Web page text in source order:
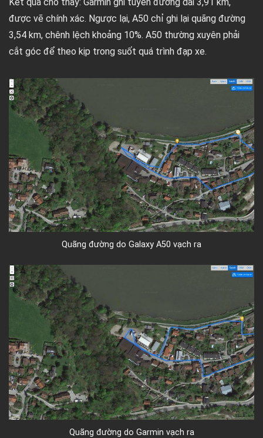
được vẽ chính xác. Ngược lại, A50 chỉ ghi lại quãng đường
3,54 km, chênh lệch khoảng 10%. A50 thường xuyên phải
cắt góc để theo kịp trong suốt quá trình đạp xe.
Quãng đường do Galaxy A50 vạch ra
Quãng đường do Garmin vạch ra